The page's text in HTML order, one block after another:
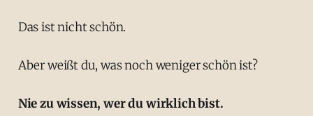
Das ist nicht schön.
Aber weißt du, was noch weniger schön ist?
Nie zu wissen, wer du wirklich bist.